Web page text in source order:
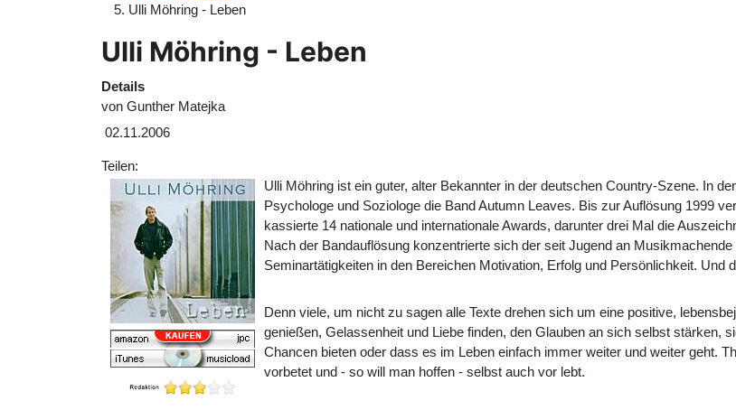
Ulli Möhring - Leben
Ulli Möhring - Leben
Details
von Gunther Matejka
02.11.2006
Teilen:
Ulli Möhring ist ein guter, alter Bekannter in der deutschen Country-Szene. In
Psychologe und Soziologe die Band Autumn Leaves. Bis zur Auflösung 1999
kassierte 14 nationale und internationale Awards, darunter drei Mal die
Nach der Bandauflösung konzentrierte sich der seit Jugend an
Seminartätigkeiten in den Bereichen Motivation, Erfolg und Persönlichkeit.
Denn viele, um nicht zu sagen alle Texte drehen sich um eine positive,
genießen, Gelassenheit und Liebe finden, den Glauben an sich selbst stärken,
Chancen bieten oder dass es im Leben einfach immer weiter und weiter geht.
vorbetet und - so will man hoffen - selbst auch vor lebt.